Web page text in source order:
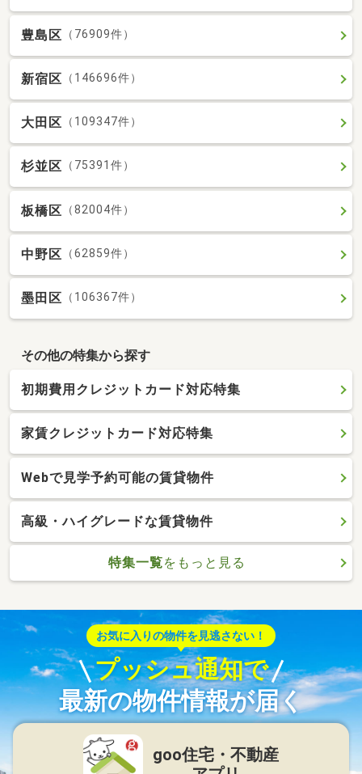
豊島区 （76909件）
新宿区 （146696件）
大田区 （109347件）
杉並区 （75391件）
板橋区 （82004件）
中野区 （62859件）
墨田区 （106367件）
その他の特集から探す
初期費用クレジットカード対応特集
家賃クレジットカード対応特集
Webで見学予約可能の賃貸物件
高級・ハイグレードな賃貸物件
特集一覧をもっと見る
お気に入りの物件を見逃さない！
プッシュ通知で
最新の物件情報が届く
goo住宅・不動産